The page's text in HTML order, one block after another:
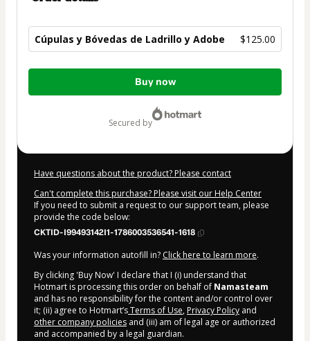
Cúpulas y Bóvedas de Ladrillo y Adobe $125.00
Total
Buy now
secured by
Have questions about the product? Please contact
Can't complete this purchase? Please visit our Help Center
If you need to submit a request to our support team, please
provide the code below:
CKTID-I99493142I1-1786003536541-1618
Was your information autofill in? Click here to learn more.
By clicking 'Buy Now' I declare that I (i) understand that
Hotmart is processing this order on behalf of Namasteam
and has no responsibility for the content and/or control over
it; (ii) agree to Hotmart’sTerms of Use, Privacy Policy and
other company policies and (iii) am of legal age or authorized
and accompanied by a legal guardian.